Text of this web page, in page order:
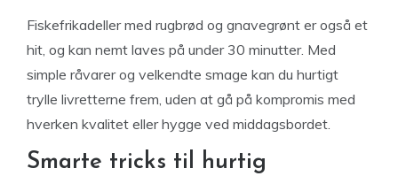
Fiskefrikadeller med rugbrød og gnavegrønt er også et
hit, og kan nemt laves på under 30 minutter. Med
simple råvarer og velkendte smage kan du hurtigt
trylle livretterne frem, uden at gå på kompromis med
hverken kvalitet eller hygge ved middagsbordet.
Smarte tricks til hurtig